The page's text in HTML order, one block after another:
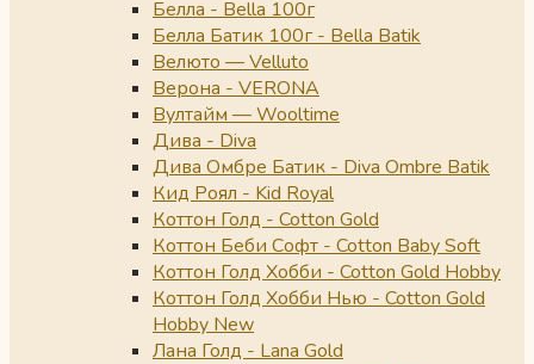
Белла - Bella 100г
Белла Батик 100г - Bella Batik
Велюто — Velluto
Верона - VERONA
Вултайм — Wooltime
Дива - Diva
Дива Омбре Батик - Diva Ombre Batik
Кид Роял - Kid Royal
Коттон Голд - Cotton Gold
Коттон Беби Софт - Cotton Baby Soft
Коттон Голд Хобби - Cotton Gold Hobby
Коттон Голд Хобби Нью - Cotton Gold
Hobby New
Лана Голд - Lana Gold